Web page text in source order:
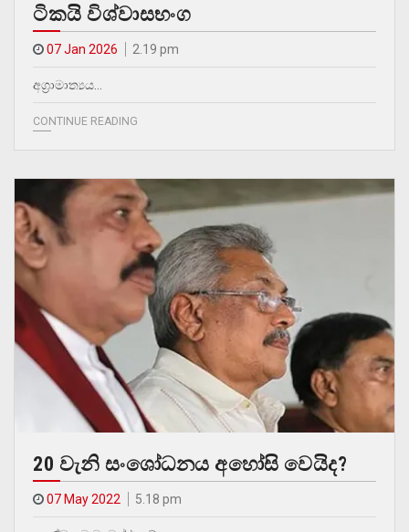
ටිකයි විශ්වාසභංග
07 Jan 2026 2.19 pm
අග්‍රාමාත්‍යය…
CONTINUE READING
20 වැනි සංශෝධනය අහෝසි වෙයිද?
07 May 2022 5.18 pm